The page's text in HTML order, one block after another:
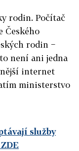
rodin. Počítač
Českého
rodin −
není ani jedna
internet
ministerstvo
služby